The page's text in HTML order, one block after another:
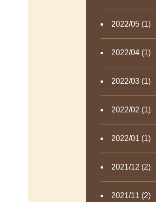
2022/05 (1)
2022/04 (1)
2022/03 (1)
2022/02 (1)
2022/01 (1)
2021/12 (2)
2021/11 (2)